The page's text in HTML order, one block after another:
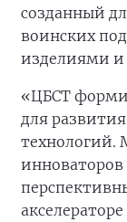
созданный
воинских
изделиями
«ЦБСТ
для
технологий.